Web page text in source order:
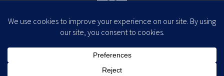
- Zaprojektowany z